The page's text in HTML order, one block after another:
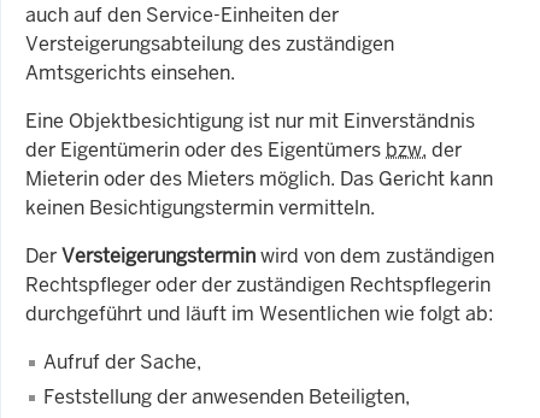
auch auf den Service-Einheiten der
Versteigerungsabteilung des zuständigen
Amtsgerichts einsehen.
Eine Objektbesichtigung ist nur mit Einverständnis
der Eigentümerin oder des Eigentümers bzw. der
Mieterin oder des Mieters möglich. Das Gericht kann
keinen Besichtigungstermin vermitteln.
DerVersteigerungsterminwird von dem zuständigen
Rechtspfleger oder der zuständigen Rechtspflegerin
durchgeführt und läuft im Wesentlichen wie folgt ab:
Aufruf der Sache,
Feststellung der anwesenden Beteiligten,